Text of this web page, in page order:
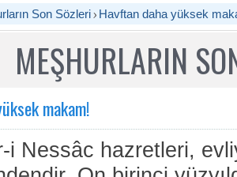
Son Sözleri Havftan daha yüksek
MEŞHURLARIN
makam!
i Nessâc hazretleri,